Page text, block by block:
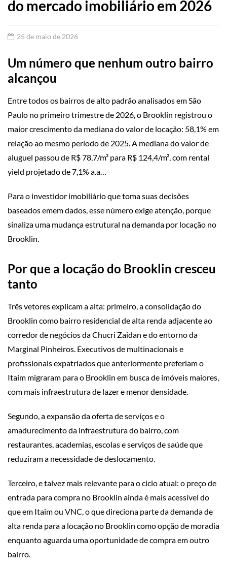
do mercado imobiliário em 2026
25 de maio de 2026
Um número que nenhum outro bairro
alcançou
Entre todos os bairros de alto padrão analisados em São
Paulo no primeiro trimestre de 2026, o Brooklin registrou o
maior crescimento da mediana do valor de locação: 58,1% em
relação ao mesmo período de 2025. A mediana do valor de
aluguel passou de R$ 78,7/m² para R$ 124,4/m², com rental
yield projetado de 7,1% a.a…
Para o investidor imobiliário que toma suas decisões
baseados emem dados, esse número exige atenção, porque
sinaliza uma mudança estrutural na demanda por locação no
Brooklin.
Por que a locação do Brooklin cresceu
tanto
Três vetores explicam a alta: primeiro, a consolidação do
Brooklin como bairro residencial de alta renda adjacente ao
corredor de negócios da Chucri Zaidan e do entorno da
Marginal Pinheiros. Executivos de multinacionais e
profissionais expatriados que anteriormente preferiam o
Itaim migraram para o Brooklin em busca de imóveis maiores,
com mais infraestrutura de lazer e menor densidade.
Segundo, a expansão da oferta de serviços e o
amadurecimento da infraestrutura do bairro, com
restaurantes, academias, escolas e serviços de saúde que
reduziram a necessidade de deslocamento.
Terceiro, e talvez mais relevante para o ciclo atual: o preço de
entrada para compra no Brooklin ainda é mais acessível do
que em Itaim ou VNC, o que direciona parte da demanda de
alta renda para a locação no Brooklin como opção de moradia
enquanto aguarda uma oportunidade de compra em outro
bairro.